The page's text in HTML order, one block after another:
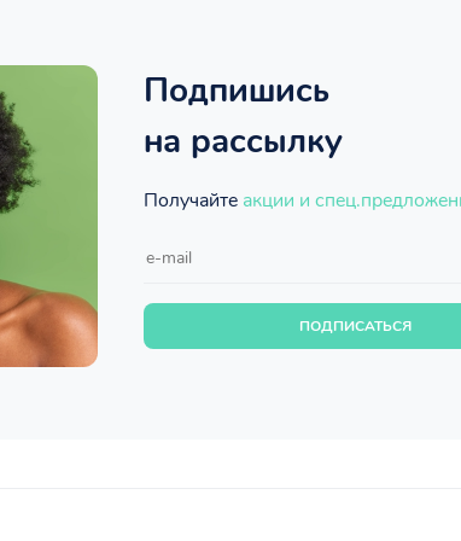
Подпишись
на рассылку
Получайте акции и
ПОДПИСАТЬСЯ